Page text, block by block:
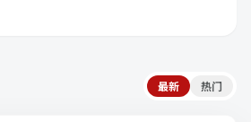
最新 热门